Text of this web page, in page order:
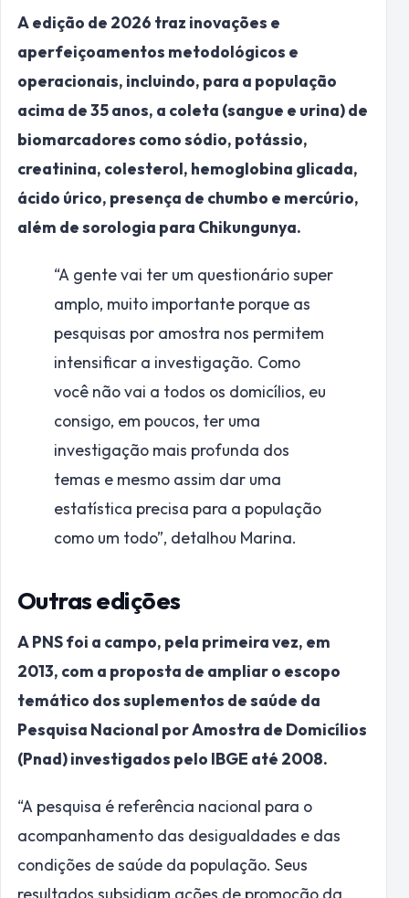
A edição de 2026 traz inovações e
aperfeiçoamentos metodológicos e
operacionais, incluindo, para a população
acima de 35 anos, a coleta (sangue e urina) de
biomarcadores como sódio, potássio,
creatinina, colesterol, hemoglobina glicada,
ácido úrico, presença de chumbo e mercúrio,
além de sorologia para Chikungunya.
“A gente vai ter um questionário super
amplo, muito importante porque as
pesquisas por amostra nos permitem
intensificar a investigação. Como
você não vai a todos os domicílios, eu
consigo, em poucos, ter uma
investigação mais profunda dos
temas e mesmo assim dar uma
estatística precisa para a população
como um todo”, detalhou Marina.
Outras edições
A PNS foi a campo, pela primeira vez, em
2013, com a proposta de ampliar o escopo
temático dos suplementos de saúde da
Pesquisa Nacional por Amostra de Domicílios
(Pnad) investigados pelo IBGE até 2008.
“A pesquisa é referência nacional para o
acompanhamento das desigualdades e das
condições de saúde da população. Seus
resultados subsidiam ações de promoção da